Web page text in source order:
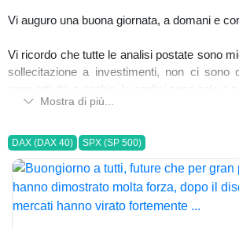
Vi auguro una buona giornata, a domani e
Vi ricordo che tutte le analisi postate sono
sollecitazione a investimenti, non ci sono
sono attività a rischio, le analisi sono solo a
Mostra di più...
DAX (DAX 40) SPX (SP 500)